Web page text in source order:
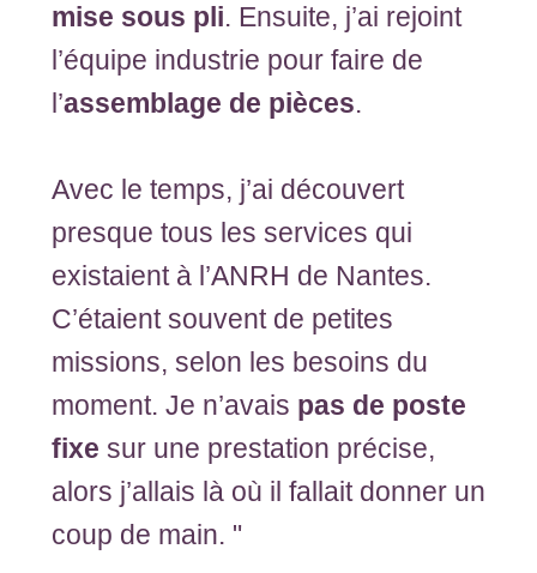
mise sous pli. Ensuite, j’ai rejoint
l’équipe industrie pour faire de
l’assemblage de pièces.
Avec le temps, j’ai découvert
presque tous les services qui
existaient à l’ANRH de Nantes.
C’étaient souvent de petites
missions, selon les besoins du
moment. Je n’avais pas de poste
fixe sur une prestation précise,
alors j’allais là où il fallait donner un
coup de main. "